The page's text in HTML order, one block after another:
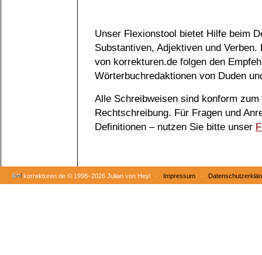
Unser Flexionstool bietet Hilfe beim
Substantiven, Adjektiven und
von korrekturen.de folgen den
Wörterbuchredaktionen von Duden
Alle Schreibweisen sind konform
Rechtschreibung. Für Fragen und
Definitionen – nutzen Sie bitte unser
korrekturen.de © 1998–2026 Julian von Heyl · Impressum ·